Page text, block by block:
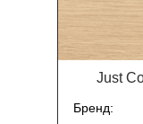
Just
Бренд